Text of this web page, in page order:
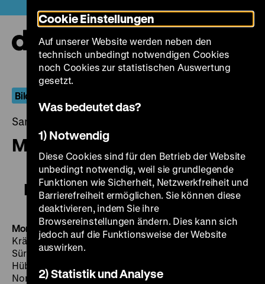
zum
Seiteninhalt
springen
Bilder von drüben
Samstag, 15. Juni 2019, 21.00 - 00.00 Uhr
Mord im Märkischen Viertel
Mord im Märkischen Viertel
Mord im Märkischen ViertelDDR 1975, R: Helmut
Krätzig, B: Günter Prodöhl, Helmut Krätzig, K: Peter
Süring, M: Helmut Nier, D: Wolfgang Hosfeld, Henry
Hübchen, Peter Reusse, Friederike Aust, Dieter Franke,
Norbert Christian, Otto Mellies, Volkmar Kleinert, 81’
Cookie Einstellungen
Auf unserer Website werden neben den
technisch unbedingt notwendigen Cookies
noch Cookies zur statistischen Auswertung
gesetzt.
Was bedeutet das?
1) Notwendig
Diese Cookies sind für den Betrieb der Website
unbedingt notwendig, weil sie grundlegende
Funktionen wie Sicherheit, Netzwerkfreiheit und
Barrierefreiheit ermöglichen. Sie können diese
deaktivieren, indem Sie ihre
Browsereinstellungen ändern. Dies kann sich
jedoch auf die Funktionsweise der Website
auswirken.
2) Statistik und Analyse